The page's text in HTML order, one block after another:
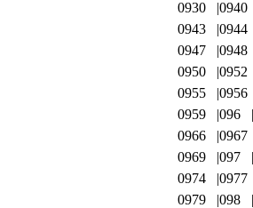
0930
0940
0943
0944
0947
0948
0950
0952
0955
0956
0959
096
0966
0967
0969
097
0974
0977
0979
098